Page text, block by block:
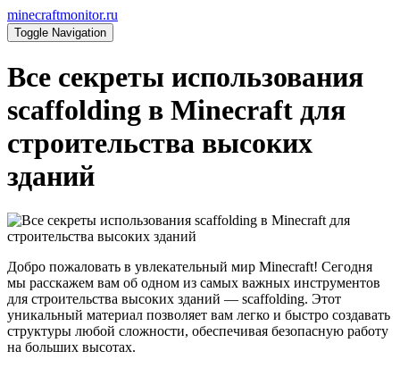
minecraftmonitor.ru
Toggle Navigation
Все секреты использования
scaffolding в Minecraft для
строительства высоких
зданий
Добро пожаловать в увлекательный мир Minecraft! Сегодня
мы расскажем вам об одном из самых важных инструментов
для строительства высоких зданий — scaffolding. Этот
уникальный материал позволяет вам легко и быстро создавать
структуры любой сложности, обеспечивая безопасную работу
на больших высотах.